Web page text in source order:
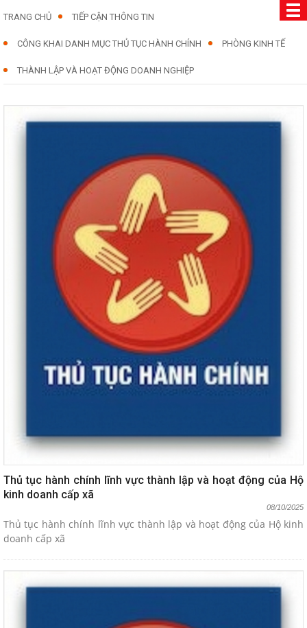
TRANG CHỦ TIẾP CẬN THÔNG TIN
CÔNG KHAI DANH MỤC THỦ TỤC HÀNH CHÍNH PHÒNG KINH TẾ
THÀNH LẬP VÀ HOẠT ĐỘNG DOANH NGHIỆP
Thủ tục hành chính lĩnh vực thành lập và hoạt động của Hộ
kinh doanh cấp xã
08/10/2025
Thủ tục hành chính lĩnh vực thành lập và hoạt động của Hộ kinh
doanh cấp xã